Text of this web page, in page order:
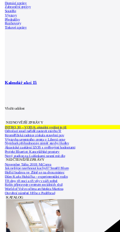
Domácí zprávy
Zahraniční zprávy
Soutěže
Výstavy
Přednášky
Rozhovory
Tiskové zprávy
Kalendář akcí 15
Vložit událost
NEJNOVĚJŠÍ ZPRÁVY
INTRO 30 – VODA: aktuální vydání je již
Odvolací soud nařídil zastavit stavbu Tr
Kroměřížská radnice získala stavební pov
Výstavba urgentního centra v Liberci ome
Nymburk přehodnocuje záměr stavby školky
Akustické zasklení IZOS s ověřenými hodnotami
Projekt Blueriot: Kancelářské prostory
Nový stadion za Lužánkami nesmí mít dle
NEJČTENĚJŠÍ ZPRÁVY
November Talks 2018: M.Corea
Jak nejlépe navrhnout kuchyň? Soutěž Blum
Hořící budova ve Zlíně se na dvou místec
Dům Karla Hubáčka – experimentální rodin
Tři dny, tři noci a tři vily v záři světel
Kolín připravuje centrum sociálních služ
World of Volvo očima architekta Martina
Otevření náměstí Jiřího z Poděbrad
KATALOG